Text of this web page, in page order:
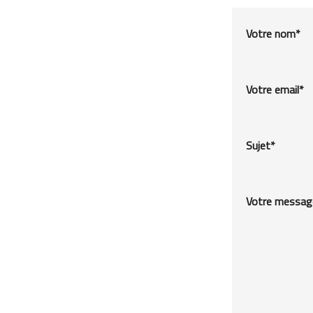
Votre nom*
Votre email*
Sujet*
Votre